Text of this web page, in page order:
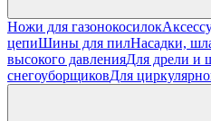
Ножи для газонокосилок
цепиШины для пилНасадки,
высокого давленияДля дрели и
снегоуборщиковДля